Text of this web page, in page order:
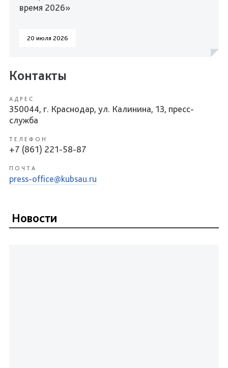
время 2026»
20 июля 2026
Контакты
АДРЕС
350044, г. Краснодар, ул. Калинина, 13, пресс-
служба
ТЕЛЕФОН
+7 (861) 221-58-87
ПОЧТА
press-office@kubsau.ru
Новости